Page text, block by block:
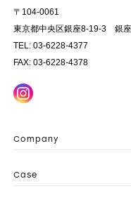
〒104-0061
東京都中央区銀座8-19-3 銀
TEL: 03-6228-4377
FAX: 03-6228-4378
Company
Case